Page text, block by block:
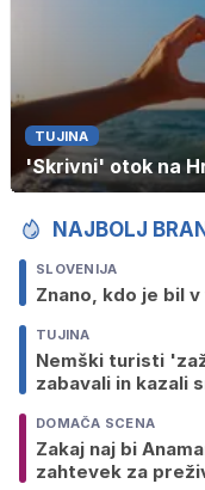
TUJINA
'Skrivni' otok na
NAJBOLJ
SLOVENIJA
Znano, kdo je bil
TUJINA
Nemški turisti
zabavali in kazali
DOMAČA SCENA
Zakaj naj bi
zahtevek za